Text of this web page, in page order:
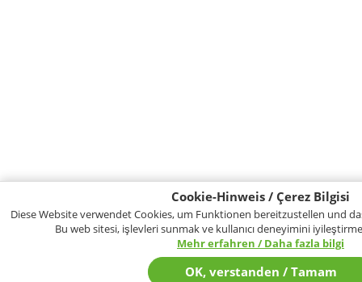
Cookie-Hinweis / Çerez Bilgisi
Diese Website verwendet Cookies, um Funktionen bereitzustellen und
Bu web sitesi, işlevleri sunmak ve kullanıcı deneyimini
Mehr erfahren / Daha fazla bilgi
OK, verstanden / Tamam